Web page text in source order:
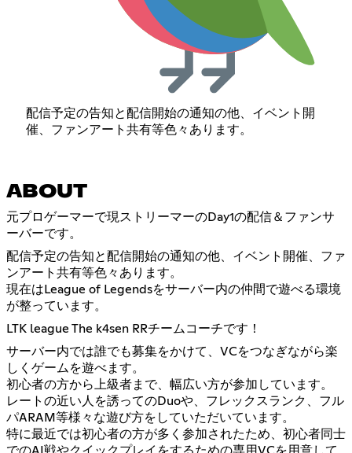
配信予定の告知と配信開始の通知の他、イベント開
催、ファンアート共有等色々あります。
ABOUT
元プロゲーマーで現ストリーマーのDay1の配信＆ファンサ
ーバーです。
配信予定の告知と配信開始の通知の他、イベント開催、ファ
ンアート共有等色々あります。
現在はLeague of Legendsをサーバー内の仲間で遊べる環境
が整っています。
LTK league The k4sen RRチームコーチです！
サーバー内では誰でも募集をかけて、VCをつなぎながら楽
しくゲームを遊べます。
初心者の方から上級者まで、幅広い方が参加しています。
レートの近い人を誘ってのDuoや、フレックスランク、フル
パARAM等様々な遊び方をしていただいています。
特に最近では初心者の方が多く参加されたため、初心者同士
でのAI戦やクイックプレイをするための専用VCを用意して